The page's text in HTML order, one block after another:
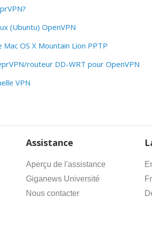
(Ubuntu) OpenVPN
OS X Mountain Lion PPTP
routeur DD-WRT pour OpenVPN
VPN
Assistance
Aperçu de l'assistance
Giganews Université
Nous contacter